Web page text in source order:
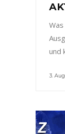
und
3.